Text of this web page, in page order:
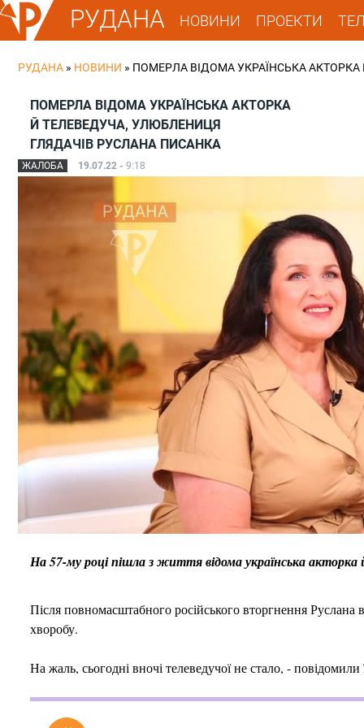
РУДАНА НОВИНИ ПРОЕКТИ
РУДАНА » НОВИНИ » ПОМЕРЛА ВІДОМА УКРАЇНСЬКА
ПОМЕРЛА ВІДОМА УКРАЇНСЬКА АКТОРКА
Й ТЕЛЕВЕДУЧА, УЛЮБЛЕНИЦЯ
ГЛЯДАЧІВ РУСЛАНА ПИСАНКА
ЖАЛОБА 19.07.22 - 9:18
На 57-му році пішла з життя відома українська
Після повномасштабного російського вторгнення Руслана
хворобу.
На жаль, сьогодні вночі телеведучої не стало, -